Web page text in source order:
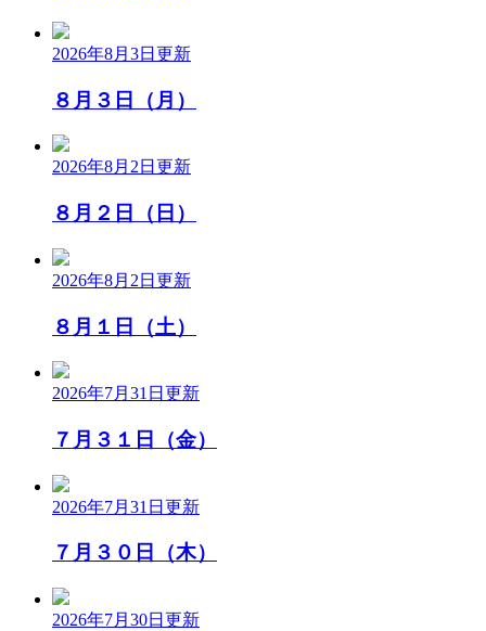
2026年8月3日 更新
８月３日（月）
2026年8月2日 更新
８月２日（日）
2026年8月2日 更新
８月１日（土）
2026年7月31日 更新
７月３１日（金）
2026年7月31日 更新
７月３０日（木）
2026年7月30日 更新